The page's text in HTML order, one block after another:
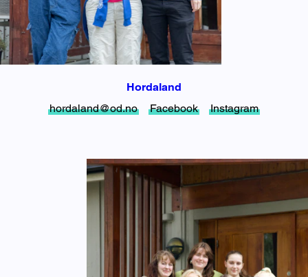
Hordaland
hordaland@od.no
Facebook Instagram